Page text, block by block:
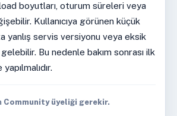
boyutları, oturum süreleri veya
Kullanıcıya görünen küçük
yanlış servis versiyonu veya eksik
Bu nedenle bakım sonrası ilk
Community üyeliği gerekir.